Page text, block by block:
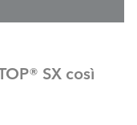
SX così